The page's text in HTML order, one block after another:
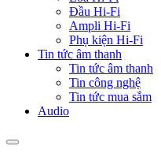
Đầu Hi-Fi
Ampli Hi-Fi
Phụ kiện Hi-Fi
Tin tức âm thanh
Tin tức âm thanh
Tin công nghệ
Tin tức mua sắm
Audio